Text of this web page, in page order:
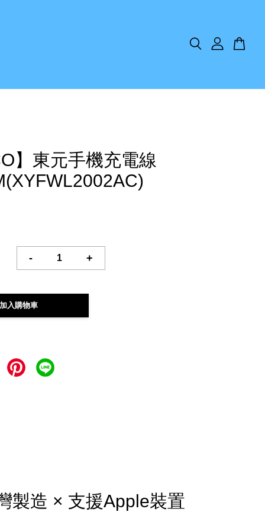
】東元手機充電線
- +
加入購物車
製造 × 支援Apple裝置